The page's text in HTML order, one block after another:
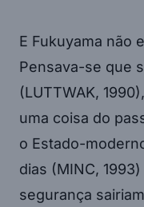
E Fukuyama não
Pensava-se que
(LUTTWAK,
uma coisa do
o Estado-
dias (MINC,
segurança